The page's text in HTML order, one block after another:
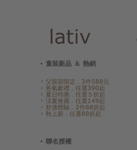
童裝新品 ＆ 熱銷
父親節限定．3件588元
爸氣獻禮．任選390起
夏日特惠．任選５折起
涼夏推薦．任選149起
舒適體驗．2件88折起
秋上新．任選88折起
聯名授權